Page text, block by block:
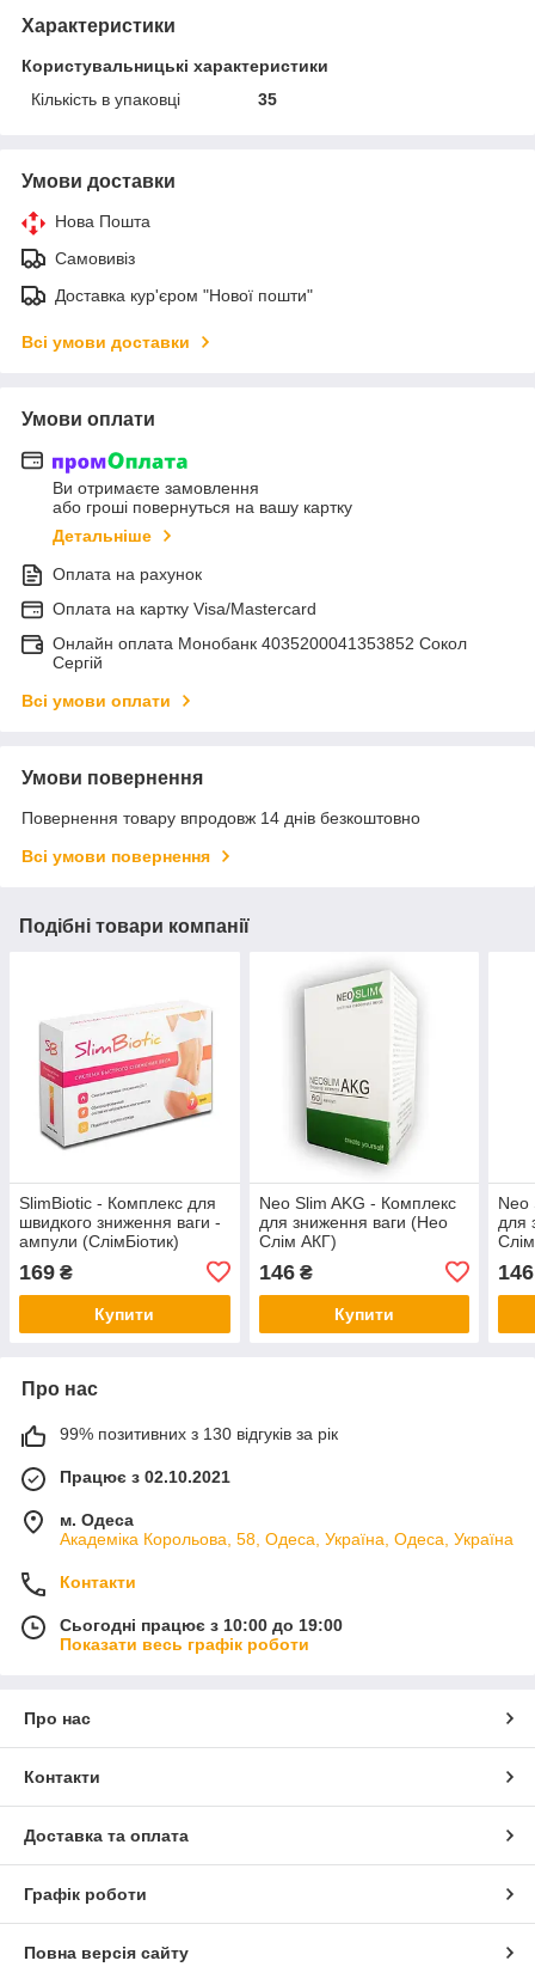
Характеристики
Користувальницькі характеристики
Кількість в упаковці
35
Умови доставки
Нова Пошта
Самовивіз
Доставка кур'єром "Нової пошти"
Всі умови доставки
Умови оплати
Ви отримаєте замовлення
або гроші повернуться на вашу картку
Детальніше
Оплата на рахунок
Оплата на картку Visa/Mastercard
Онлайн оплата Монобанк 4035200041353852 Сокол
Сергій
Всі умови оплати
Умови повернення
Повернення товару впродовж 14 днів безкоштовно
Всі умови повернення
Подібні товари компанії
SlimBiotic - Комплекс для
швидкого зниження ваги -
ампули (СлімБіотик)
169 ₴
Купити
Neo Slim AKG - Комплекс
для зниження ваги (Нео
Слім АКГ)
146₴
Купити
Neo
для
146
Про нас
99% позитивних з 130 відгуків за рік
Працює з 02.10.2021
м. Одеса
Академіка Корольова, 58, Одеса, Україна, Одеса, Україна
Контакти
Сьогодні працює з 10:00 до 19:00
Показати весь графік роботи
Про нас
Контакти
Доставка та оплата
Графік роботи
Повна версія сайту